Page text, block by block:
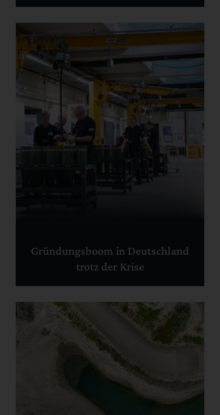
Gründungsboom in Deutschland
trotz der Krise